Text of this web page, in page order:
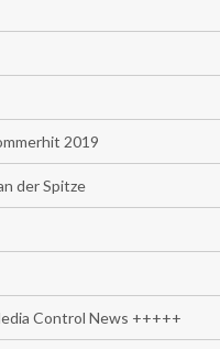
2019
der Spitze
Control News +++++